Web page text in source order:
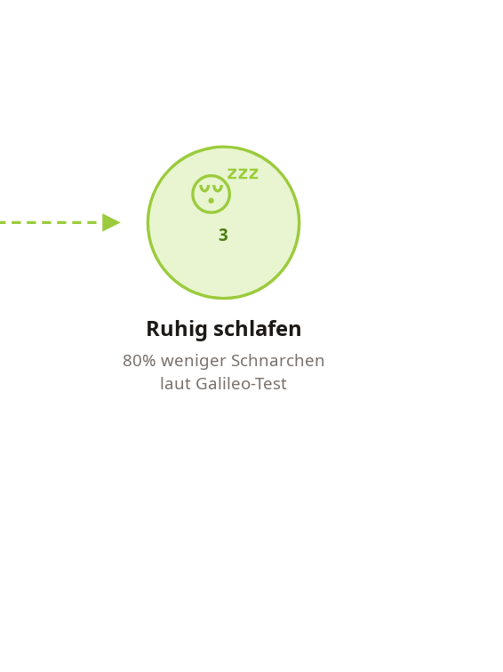
😴
3
Ruhig schlafen
80% weniger Schnarchen
laut Galileo-Test